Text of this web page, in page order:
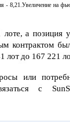
- 8,21.Увеличение на
а позиция
контрактом
лот до 167 221
или
с